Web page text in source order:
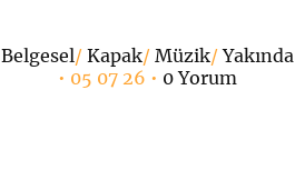
Belgesel/ Kapak/ Müzik/Yakında
• 05 07 26 • 0 Yorum